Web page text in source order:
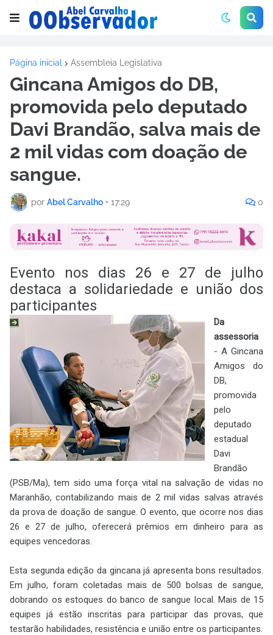
Página inicial Assembleia Legislativa
Gincana Amigos do DB,
promovida pelo deputado
Davi Brandão, salva mais de
2 mil vidas com doação de
sangue.
por Abel Carvalho • 17:29 0
Evento nos dias 26 e 27 de julho
destaca a solidariedade e união dos
participantes
Da
assessoria
- A Gincana
Amigos do
DB,
promovida
pelo
deputado
estadual
Davi
Brandão
(PSB/Ma), tem sido uma força vital na salvação de vidas no
Maranhão, contabilizando mais de 2 mil vidas salvas através
da prova de doação de sangue. O evento, que ocorre nos dias
26 e 27 de julho, oferecerá prêmios em dinheiro para as
equipes vencedoras.
Esta segunda edição da gincana já apresenta bons resultados.
Em julho, foram coletadas mais de 500 bolsas de sangue,
dobrando os estoques do banco de sangue local. Mais de 15
equipes já estão inscritas para participar das provas, que
testarão habilidades, resistência e união entre os participantes.